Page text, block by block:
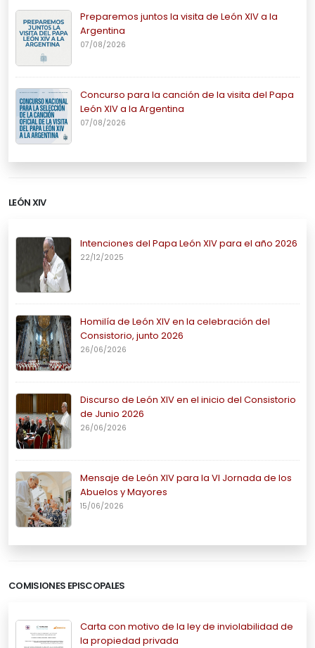
Preparemos juntos la visita de León XIV a la
Argentina
07/08/2026
Concurso para la canción de la visita del Papa
León XIV a la Argentina
07/08/2026
LEÓN XIV
Intenciones del Papa León XIV para el año 2026
22/12/2025
Homilía de León XIV en la celebración del
Consistorio, junto 2026
26/06/2026
Discurso de León XIV en el inicio del Consistorio
de Junio 2026
26/06/2026
Mensaje de León XIV para la VI Jornada de los
Abuelos y Mayores
15/06/2026
COMISIONES EPISCOPALES
Carta con motivo de la ley de inviolabilidad de
la propiedad privada